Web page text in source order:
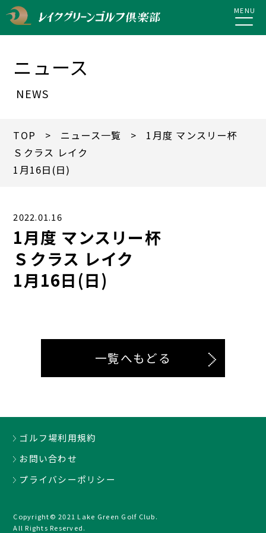
MENU
ニュース
NEWS
TOP > ニュース一覧
> 1月度 マンスリー杯
Ｓクラス レイク
1月16日(日)
2022.01.16
1月度 マンスリー杯
Ｓクラス レイク
1月16日(日)
一覧へもどる
ゴルフ場利用規約
お問い合わせ
プライバシーポリシー
Copyright© 2021 Lake Green Golf Club.
All Rights Reserved.